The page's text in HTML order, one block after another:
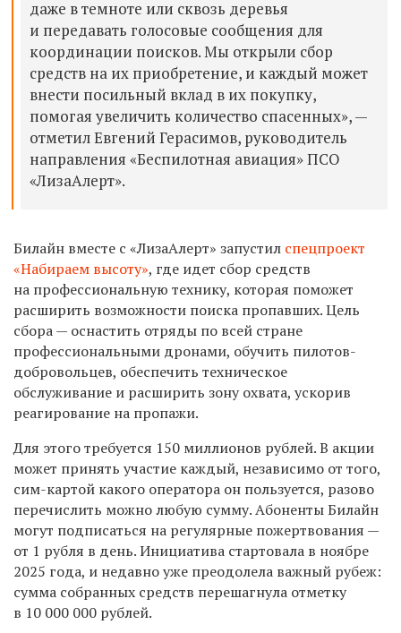
даже в темноте или сквозь деревья
и передавать голосовые сообщения для
координации поисков. Мы открыли сбор
средств на их приобретение, и каждый может
внести посильный вклад в их покупку,
помогая увеличить количество спасенных», —
отметилЕвгений Герасимов, руководитель
направления «Беспилотная авиация» ПСО
«ЛизаАлерт».
Билайн вместе с «ЛизаАлерт» запустил спецпроект
«Набираем высоту», где идет сбор средств
на профессиональную технику, которая поможет
расширить возможности поиска пропавших. Цель
сбора — оснастить отряды по всей стране
профессиональными дронами, обучить пилотов-
добровольцев, обеспечить техническое
обслуживание и расширить зону охвата, ускорив
реагирование на пропажи.
Для этого требуется 150 миллионов рублей. В акции
может принять участие каждый, независимо от того,
сим-картой какого оператора он пользуется, разово
перечислить можно любую сумму. Абоненты Билайн
могут подписаться на регулярные пожертвования —
от 1 рубля в день. Инициатива стартовала в ноябре
2025 года, и недавно уже преодолела важный рубеж:
сумма собранных средств перешагнула отметку
в 10 000 000 рублей.